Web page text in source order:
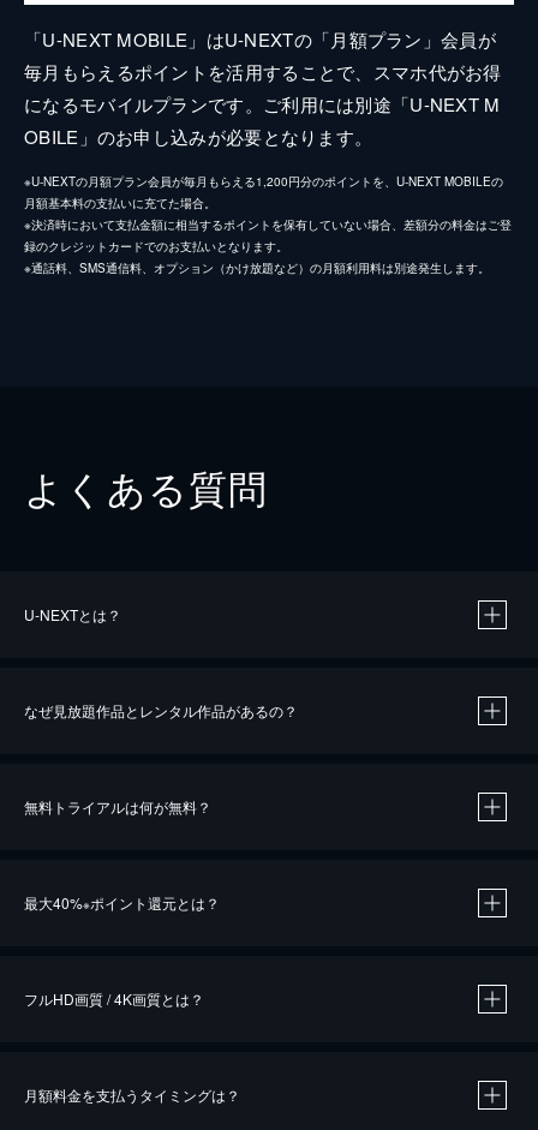
「U-NEXT MOBILE」はU-NEXTの「月額プラン」会員が
毎月もらえるポイントを活用することで、スマホ代がお得
になるモバイルプランです。ご利用には別途「U-NEXT M
OBILE」のお申し込みが必要となります。
※U-NEXTの月額プラン会員が毎月もらえる1,200円分のポイントを、U-NEXT MOBILEの
月額基本料の支払いに充てた場合。
※決済時において支払金額に相当するポイントを保有していない場合、差額分の料金はご登
録のクレジットカードでのお支払いとなります。
※通話料、SMS通信料、オプション（かけ放題など）の月額利用料は別途発生します。
よくある質問
U-NEXTとは？
なぜ見放題作品とレンタル作品があるの？
無料トライアルは何が無料？
最大40%※ポイント還元とは？
※40％ポイント還元の対象は、クレジットカード決済による作品の購入 / レンタルです。
iOSアプリのUコイン決済による作品の購入 / レンタルは、20％のポイント還元です。
フルHD画質 / 4K画質とは？
月額料金を支払うタイミングは？